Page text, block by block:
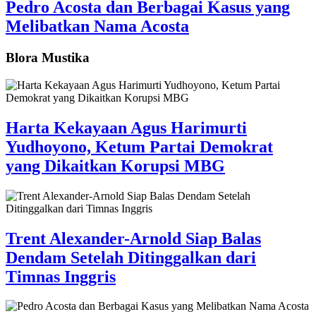
Pedro Acosta dan Berbagai Kasus yang
Melibatkan Nama Acosta
Blora Mustika
Harta Kekayaan Agus Harimurti
Yudhoyono, Ketum Partai Demokrat
yang Dikaitkan Korupsi MBG
Trent Alexander-Arnold Siap Balas
Dendam Setelah Ditinggalkan dari
Timnas Inggris